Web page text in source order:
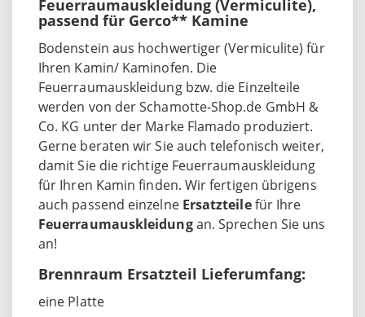
Feuerraumauskleidung (Vermiculite),
passend für Gerco** Kamine
Bodenstein aus hochwertiger (Vermiculite) für
Ihren Kamin/ Kaminofen. Die
Feuerraumauskleidung bzw. die Einzelteile
werden von der Schamotte-Shop.de GmbH &
Co. KG unter der Marke Flamado produziert.
Gerne beraten wir Sie auch telefonisch weiter,
damit Sie die richtige Feuerraumauskleidung
für Ihren Kamin finden. Wir fertigen übrigens
auch passend einzelne Ersatzteilefür Ihre
Feuerraumauskleidungan. Sprechen Sie uns
an!
Brennraum Ersatzteil Lieferumfang:
eine Platte